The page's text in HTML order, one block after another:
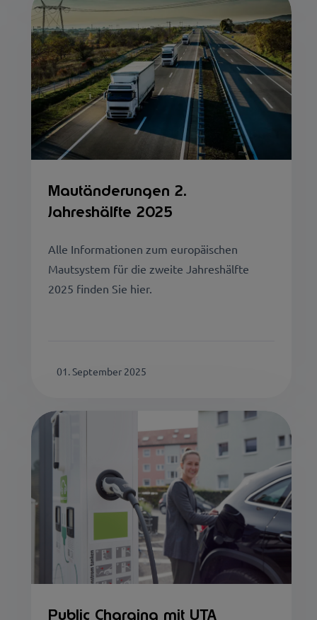
Mautänderungen 2.
Jahreshälfte 2025
Alle Informationen zum europäischen
Mautsystem für die zweite Jahreshälfte
2025 finden Sie hier.
01. September 2025
Public Charging mit UTA